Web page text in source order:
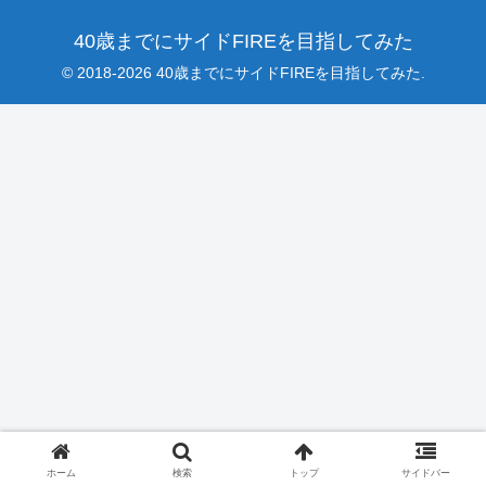
40歳までにサイドFIREを目指してみた
© 2018-2026 40歳までにサイドFIREを目指してみた.
ホーム 検索 トップ サイドバー